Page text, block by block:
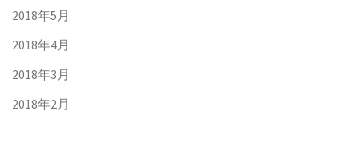
2018年5月
2018年4月
2018年3月
2018年2月